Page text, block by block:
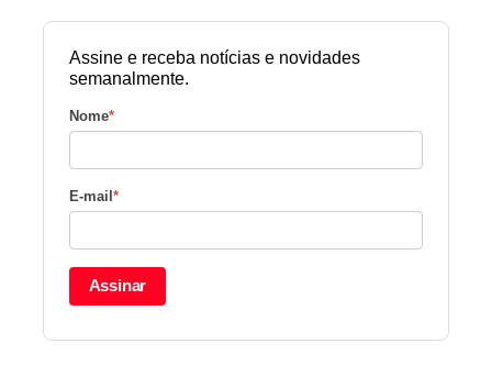
Assine e receba notícias e novidades
semanalmente.
Nome*
E-mail*
Assinar